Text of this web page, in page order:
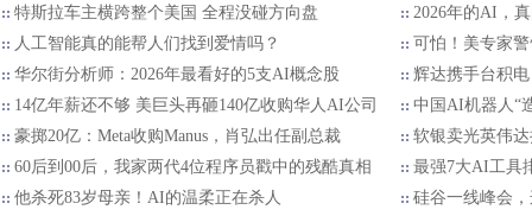
特斯拉车主横跨整个美国 全程没碰方向盘
2026年的AI，
人工智能真的能帮人们找到爱情吗？
可怕！美专家
华尔街分析师：2026年最看好的5支AI概念股
辉达携手台积
14亿年薪还不够 美巨头再砸140亿收购华人AI公司
中国AI机器人“
豪掷20亿：Meta收购Manus，肖弘出任副总裁
软银卖光英伟
60后到00后，我家两代4位程序员戳中的残酷真相
最强7大AI工具
他杀死83岁母亲！AI的温柔正在杀人
硅谷一线峰会